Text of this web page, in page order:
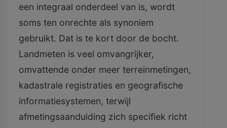
een integraal onderdeel van is, wordt
soms ten onrechte als synoniem
gebruikt. Dat is te kort door de bocht.
Landmeten is veel omvangrijker,
omvattende onder meer terreinmetingen,
kadastrale registraties en geografische
informatiesystemen, terwijl
afmetingsaanduiding zich specifiek richt